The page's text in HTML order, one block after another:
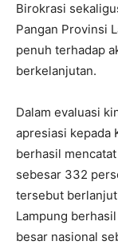
Birokrasi
Pangan Provinsi
penuh terhadap
berkelanjutan.
Dalam evaluasi
apresiasi kepada
berhasil
sebesar 332
tersebut
Lampung
besar nasional